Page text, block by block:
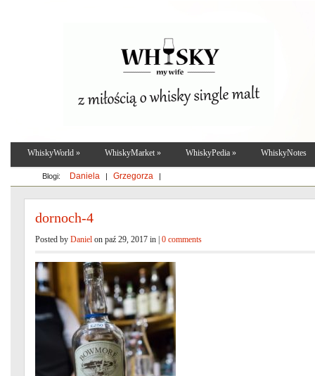
Blogi: Daniela | Grzegorza |
WhiskyWorld » WhiskyMarket » WhiskyPedia » WhiskyNotes
dornoch-4
Posted by Daniel on paź 29, 2017 in | 0 comments